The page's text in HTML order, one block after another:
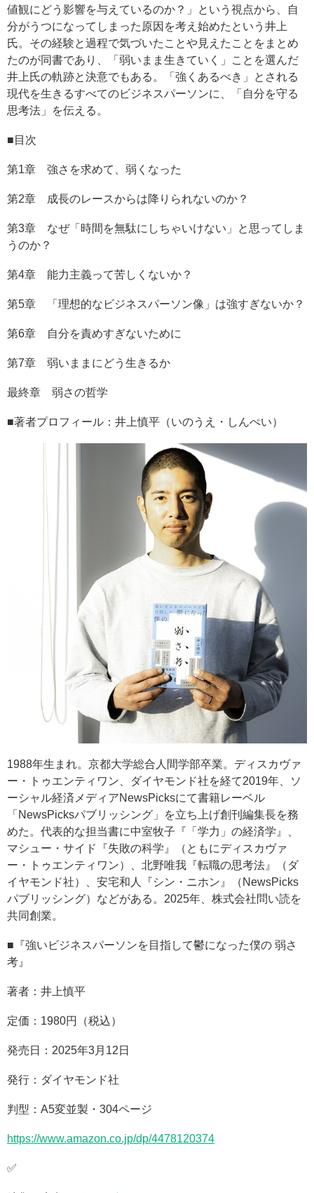
値観にどう影響を与えているのか？」という視点から、自
分がうつになってしまった原因を考え始めたという井上
氏。その経験と過程で気づいたことや見えたことをまとめ
たのが同書であり、「弱いまま生きていく」ことを選んだ
井上氏の軌跡と決意でもある。「強くあるべき」とされる
現代を生きるすべてのビジネスパーソンに、「自分を守る
思考法」を伝える。
■目次
第1章 強さを求めて、弱くなった
第2章 成長のレースからは降りられないのか？
第3章 なぜ「時間を無駄にしちゃいけない」と思ってしま
うのか？
第4章 能力主義って苦しくないか？
第5章 「理想的なビジネスパーソン像」は強すぎないか？
第6章 自分を責めすぎないために
第7章 弱いままにどう生きるか
最終章 弱さの哲学
■著者プロフィール：井上慎平（いのうえ・しんぺい）
1988年生まれ。京都大学総合人間学部卒業。ディスカヴァ
ー・トゥエンティワン、ダイヤモンド社を経て2019年、ソ
ーシャル経済メディアNewsPicksにて書籍レーベル
「NewsPicksパブリッシング」を立ち上げ創刊編集長を務
めた。代表的な担当書に中室牧子『「学力」の経済学』、
マシュー・サイド『失敗の科学』（ともにディスカヴァ
ー・トゥエンティワン）、北野唯我『転職の思考法』（ダ
イヤモンド社）、安宅和人『シン・ニホン』（NewsPicks
パブリッシング）などがある。2025年、株式会社問い読を
共同創業。
■『強いビジネスパーソンを目指して鬱になった僕の 弱さ
考』
著者：井上慎平
定価：1980円（税込）
発売日：2025年3月12日
発行：ダイヤモンド社
判型：A5変並製・304ページ
https://www.amazon.co.jp/dp/4478120374
✅